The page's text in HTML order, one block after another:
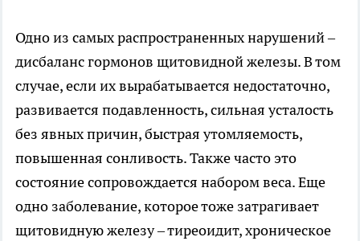
Одно из самых распространенных нарушений –
дисбаланс гормонов щитовидной железы. В том
случае, если их вырабатывается недостаточно,
развивается подавленность, сильная усталость
без явных причин, быстрая утомляемость,
повышенная сонливость. Также часто это
состояние сопровождается набором веса. Еще
одно заболевание, которое тоже затрагивает
щитовидную железу – тиреоидит, хроническое